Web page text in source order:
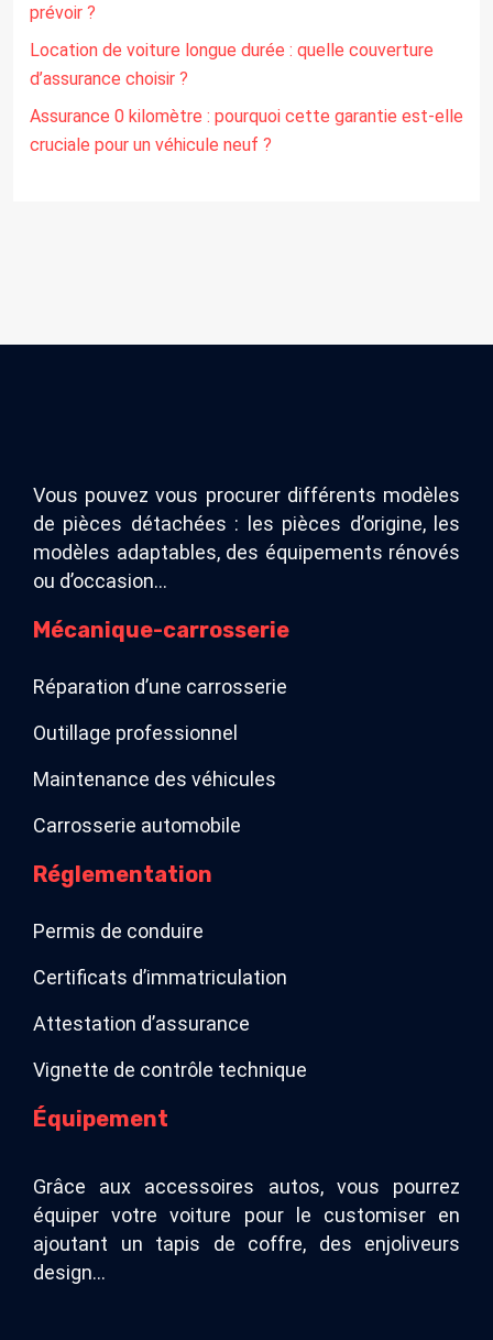
prévoir ?
Location de voiture longue durée : quelle couverture
d’assurance choisir ?
Assurance 0 kilomètre : pourquoi cette garantie est-elle
cruciale pour un véhicule neuf ?
Vous pouvez vous procurer différents modèles
de pièces détachées : les pièces d’origine, les
modèles adaptables, des équipements rénovés
ou d’occasion…
Mécanique-carrosserie
Réparation d’une carrosserie
Outillage professionnel
Maintenance des véhicules
Carrosserie automobile
Réglementation
Permis de conduire
Certificats d’immatriculation
Attestation d’assurance
Vignette de contrôle technique
Équipement
Grâce aux accessoires autos, vous pourrez
équiper votre voiture pour le customiser en
ajoutant un tapis de coffre, des enjoliveurs
design…